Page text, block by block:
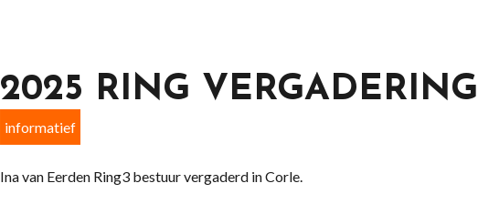
2025 RING VERGADERING
informatief
Ina van Eerden Ring3 bestuur vergaderd in Corle.